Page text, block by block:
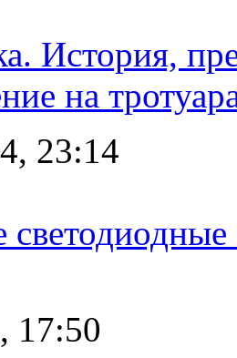
История,
на
23:14
17:50